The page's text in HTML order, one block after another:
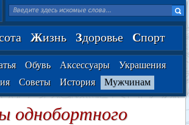
Жизнь Здоровье Спорт
Обувь Аксессуары
Украшения
Советы История Мужчинам
однобортного